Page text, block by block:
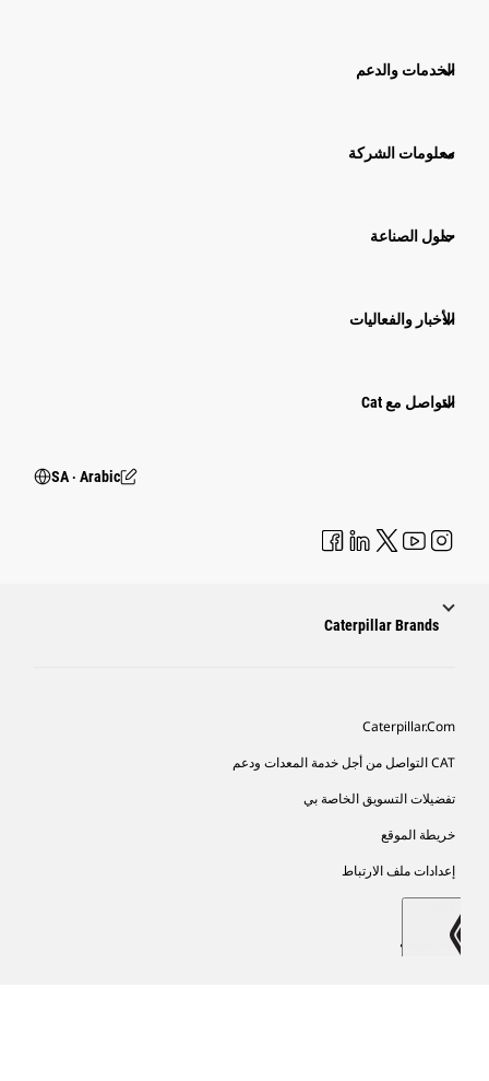
الخدمات والدعم
معلومات الشركة
حلول الصناعة
الأخبار والفعاليات
التواصل مع Cat
SA ‧ Arabic
Caterpillar Brands
Caterpillar.com
CAT التواصل من أجل خدمة المعدات ودعم
تفضيلات التسويق الخاصة بي
خريطة الموقع
إعدادات ملف الارتباط
الخصوصية